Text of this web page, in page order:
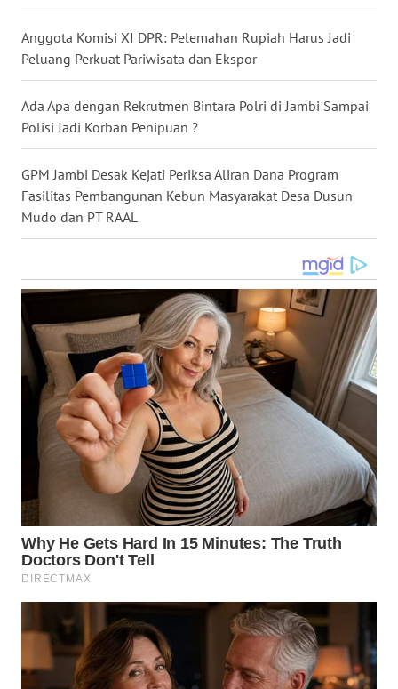
Anggota Komisi XI DPR: Pelemahan Rupiah Harus Jadi
Peluang Perkuat Pariwisata dan Ekspor
Ada Apa dengan Rekrutmen Bintara Polri di Jambi Sampai
Polisi Jadi Korban Penipuan ?
GPM Jambi Desak Kejati Periksa Aliran Dana Program
Fasilitas Pembangunan Kebun Masyarakat Desa Dusun
Mudo dan PT RAAL
NUSANTARA
JOGJA
WN
JATIM
WN
BALI
WN
WN
KALTENG
WN
KALTARA
KALSEL
WN
KALTIM
SULSEL
WN